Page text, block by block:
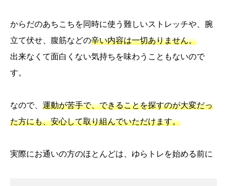
からだのあちこちを同時に使う難しいストレッチや、腕
立て伏せ、腹筋などの辛い内容は一切ありません。
出来なくて面白くない気持ちを味わうこともないので
す。
なので、 運動が苦手で、できることを探すのが大変だっ
た方にも、安心して取り組んでいただけます。
実際にお通いの方のほとんどは、ゆらトレを始める前に